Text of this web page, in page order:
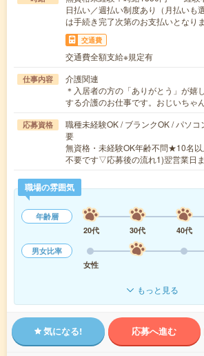
日払い／週払い制度あり（月払いも
は手続き完了次第のお支払いとなりま
交通費
交通費全額支給※規定有
仕事内容
介護関連
＊入居者の方の「ありがとう」が嬉
する介護のお仕事です。おじいちゃ
応募資格
職種未経験OK / ブランクOK / パソ
要
無資格・未経験OK年齢不問★10名
不要です▽応募後の流れ1)翌営業日
職場の雰囲気
年齢層
20代
30代 40代
男女比率
女性
もっと見る
気になる! 応募へ進む